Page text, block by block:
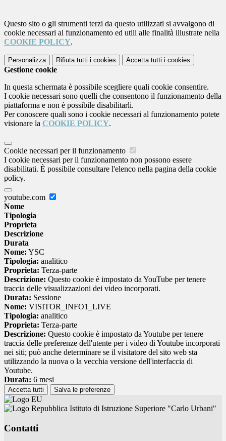
Questo sito o gli strumenti terzi da questo utilizzati si avvalgono di
cookie necessari al funzionamento ed utili alle finalità illustrate nella
COOKIE POLICY.
Personalizza Rifiuta tutti i cookies Accetta tutti i cookies
Gestione cookie
In questa schermata è possibile scegliere quali cookie consentire.
I cookie necessari sono quelli che consentono il funzionamento della
piattaforma e non è possibile disabilitarli.
Per conoscere quali sono i cookie necessari al funzionamento potete
visionare la COOKIE POLICY.
Cookie necessari per il funzionamento
I cookie necessari per il funzionamento non possono essere
disabilitati. È possibile consultare l'elenco nella pagina della cookie
policy.
youtube.com
Nome
Tipologia
Proprieta
Descrizione
Durata
Nome: YSC
Tipologia: analitico
Proprieta: Terza-parte
Descrizione: Questo cookie è impostato da YouTube per tenere
traccia delle visualizzazioni dei video incorporati.
Durata: Sessione
Nome: VISITOR_INFO1_LIVE
Tipologia: analitico
Proprieta: Terza-parte
Descrizione: Questo cookie è impostato da Youtube per tenere
traccia delle preferenze dell'utente per i video di Youtube incorporati
nei siti; può anche determinare se il visitatore del sito web sta
utilizzando la nuova o la vecchia versione dell'interfaccia di
Youtube.
Durata: 6 mesi
Accetta tutti Salva le preferenze
Istituto di Istruzione Superiore "Carlo Urbani"
Contatti